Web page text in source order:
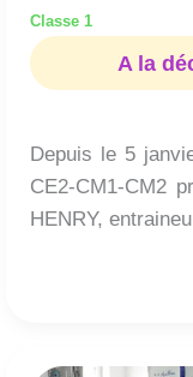
Classe 1
A la
Depuis le 5
CE2-CM1-CM2
HENRY,